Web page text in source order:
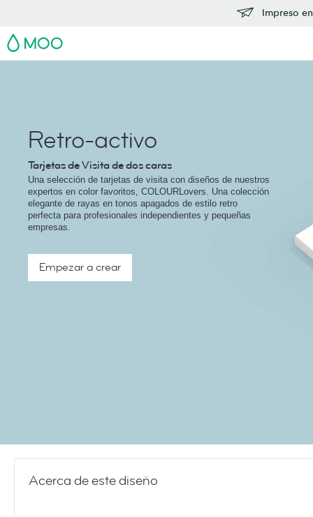
Impreso
MOO
Retro-activo
Tarjetas de Visita de dos caras
Una selección de tarjetas de visita con diseños de nuestros
expertos en color favoritos, COLOURLovers. Una colección
elegante de rayas en tonos apagados de estilo retro
perfecta para profesionales independientes y pequeñas
empresas.
Empezar a crear
Acerca de este diseño